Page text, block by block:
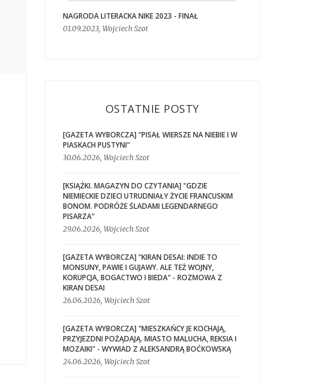
NAGRODA LITERACKA NIKE 2023 - FINAŁ
01.09.2023, Wojciech Szot
OSTATNIE POSTY
[GAZETA WYBORCZA] "PISAŁ WIERSZE NA NIEBIE I W
PIASKACH PUSTYNI"
30.06.2026, Wojciech Szot
[KSIĄŻKI. MAGAZYN DO CZYTANIA] "GDZIE
NIEMIECKIE DZIECI UTRUDNIAŁY ŻYCIE FRANCUSKIM
BONOM. PODRÓŻE ŚLADAMI LEGENDARNEGO
PISARZA"
29.06.2026, Wojciech Szot
[GAZETA WYBORCZA] "KIRAN DESAI: INDIE TO
MONSUNY, PAWIE I GUJAWY. ALE TEŻ WOJNY,
KORUPCJA, BOGACTWO I BIEDA" - ROZMOWA Z
KIRAN DESAI
26.06.2026, Wojciech Szot
[GAZETA WYBORCZA] "MIESZKAŃCY JE KOCHAJĄ,
PRZYJEZDNI POŻĄDAJĄ. MIASTO MALUCHA, REKSIA I
MOZAIKI" - WYWIAD Z ALEKSANDRĄ BOĆKOWSKĄ
24.06.2026, Wojciech Szot